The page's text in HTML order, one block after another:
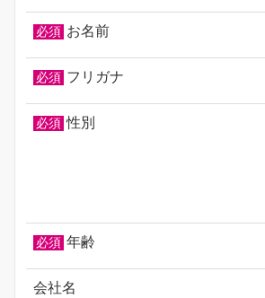
必須 お名前
必須 フリガナ
必須 性別
必須 年齢
会社名